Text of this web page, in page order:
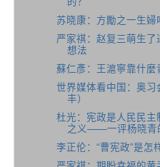
苏晓康：方勵之一生婦
严家祺：赵复三萌生了
想法
蘇仁彥：王滬寧靠什麼
世界媒体看中国：奥习
丰）
杜光：宪政是人民民主
之义――一评杨晓青
李正伦：“曹宪政”是怎